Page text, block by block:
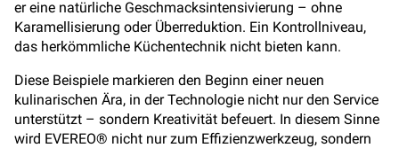
er eine natürliche Geschmacksintensivierung – ohne
Karamellisierung oder Überreduktion. Ein Kontrollniveau,
das herkömmliche Küchentechnik nicht bieten kann.
Diese Beispiele markieren den Beginn einer neuen
kulinarischen Ära, in der Technologie nicht nur den Service
unterstützt – sondern Kreativität befeuert. In diesem Sinne
wird EVEREO® nicht nur zum Effizienzwerkzeug, sondern